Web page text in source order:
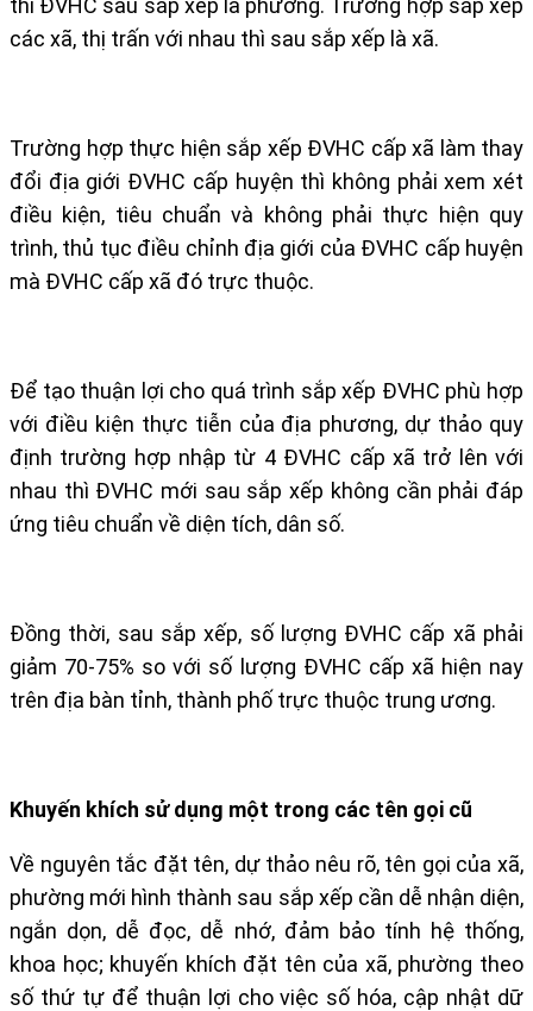
thì ĐVHC sau sắp xếp là phường. Trường hợp sắp xếp
các xã, thị trấn với nhau thì sau sắp xếp là xã.
Trường hợp thực hiện sắp xếp ĐVHC cấp xã làm thay
đổi địa giới ĐVHC cấp huyện thì không phải xem xét
điều kiện, tiêu chuẩn và không phải thực hiện quy
trình, thủ tục điều chỉnh địa giới của ĐVHC cấp huyện
mà ĐVHC cấp xã đó trực thuộc.
Để tạo thuận lợi cho quá trình sắp xếp ĐVHC phù hợp
với điều kiện thực tiễn của địa phương, dự thảo quy
định trường hợp nhập từ 4 ĐVHC cấp xã trở lên với
nhau thì ĐVHC mới sau sắp xếp không cần phải đáp
ứng tiêu chuẩn về diện tích, dân số.
Đồng thời, sau sắp xếp, số lượng ĐVHC cấp xã phải
giảm 70-75% so với số lượng ĐVHC cấp xã hiện nay
trên địa bàn tỉnh, thành phố trực thuộc trung ương.
Khuyến khích sử dụng một trong các tên gọi cũ
Về nguyên tắc đặt tên, dự thảo nêu rõ, tên gọi của xã,
phường mới hình thành sau sắp xếp cần dễ nhận diện,
ngắn dọn, dễ đọc, dễ nhớ, đảm bảo tính hệ thống,
khoa học; khuyến khích đặt tên của xã, phường theo
số thứ tự để thuận lợi cho việc số hóa, cập nhật dữ